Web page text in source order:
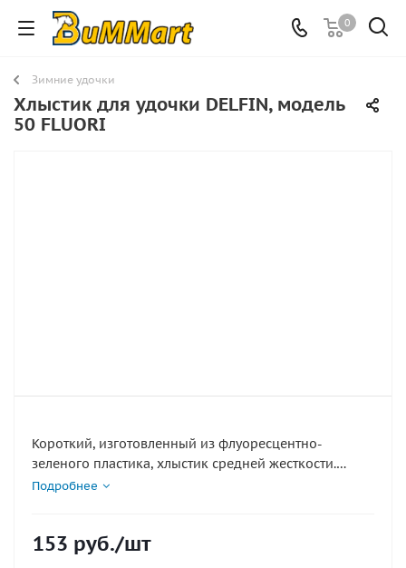
0
Зимние удочки
Хлыстик для удочки DELFIN, модель
50 FLUORI
Короткий, изготовленный из флуоресцентно-
зеленого пластика, хлыстик средней жесткости.
Хорошо показал себя при ловле окуня и судака на
Сделано в Финляндии.
Подробнее
153 руб./шт